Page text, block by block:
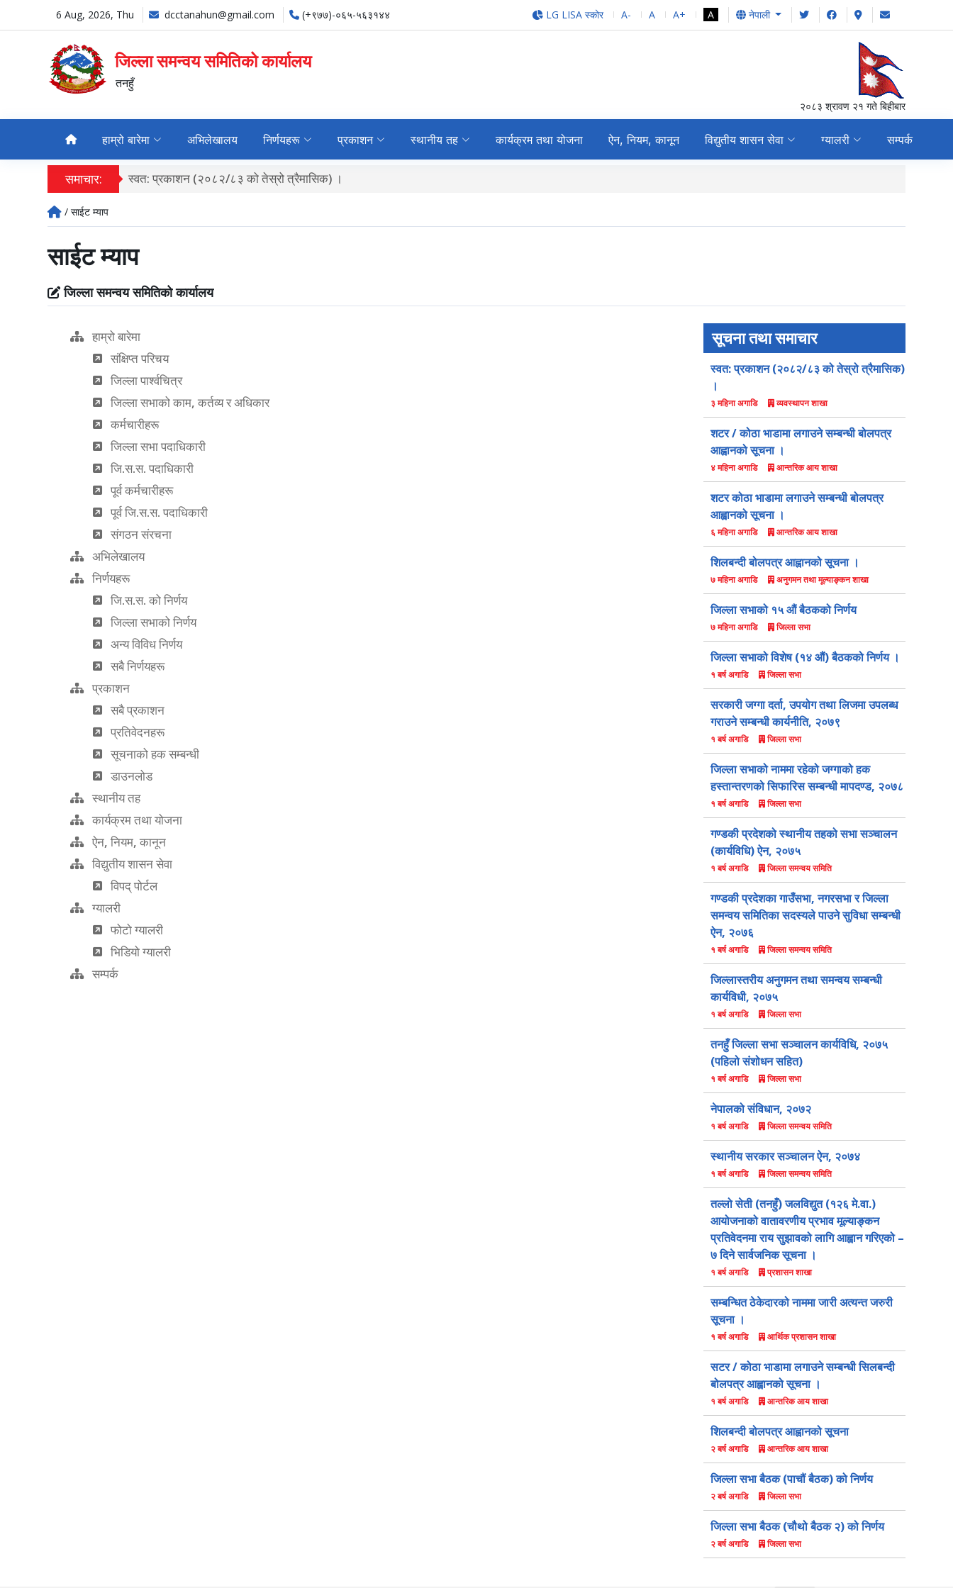
6 Aug, 2026, Thu dcctanahun@gmail.com (+९७७)-०६५-५६३१४४ LG LISA स्कोर A- A A+ A नेपाली
जिल्ला समन्वय समितिको कार्यालय
तनहुँ
२०८३ श्रावण २१ गते बिहीबार
हाम्रो बारेमा अभिलेखालय निर्णयहरू प्रकाशन स्थानीय तह कार्यक्रम तथा योजना ऐन, नियम, कानून विद्युतीय शासन सेवा ग्यालरी सम्पर्क
समाचार:
/ साईट म्याप
साईट म्याप
जिल्ला समन्वय समितिको कार्यालय
हाम्रो बारेमा
संक्षिप्त परिचय
जिल्ला पार्श्‍वचित्र
जिल्ला सभाको काम, कर्तव्य र अधिकार
कर्मचारीहरू
जिल्ला सभा पदाधिकारी
जि.स.स. पदाधिकारी
पूर्व कर्मचारीहरू
पूर्व जि.स.स. पदाधिकारी
संगठन संरचना
अभिलेखालय
निर्णयहरू
जि.स.स. को निर्णय
जिल्ला सभाको निर्णय
अन्य विविध निर्णय
सबै निर्णयहरू
प्रकाशन
सबै प्रकाशन
प्रतिवेदनहरू
सूचनाको हक सम्बन्धी
डाउनलोड
स्थानीय तह
कार्यक्रम तथा योजना
ऐन, नियम, कानून
विद्युतीय शासन सेवा
विपद् पोर्टल
ग्यालरी
फोटो ग्यालरी
भिडियो ग्यालरी
सम्पर्क
सूचना तथा समाचार
स्वत: प्रकाशन (२०८२/८३ को तेस्रो त्रैमासिक)
।
३ महिना अगाडि व्यवस्थापन शाखा
शटर / कोठा भाडामा लगाउने सम्बन्धी बोलपत्र
आह्वानको सूचना ।
४ महिना अगाडि आन्तरिक आय शाखा
शटर कोठा भाडामा लगाउने सम्बन्धी बोलपत्र
आह्वानको सूचना ।
६ महिना अगाडि आन्तरिक आय शाखा
शिलबन्दी बोलपत्र आह्वानको सूचना ।
७ महिना अगाडि अनुगमन तथा मूल्याङ्कन शाखा
जिल्ला सभाको १५ औं बैठकको निर्णय
७ महिना अगाडि जिल्ला सभा
जिल्ला सभाको विशेष (१४ औं) बैठकको निर्णय ।
१ बर्ष अगाडि जिल्ला सभा
सरकारी जग्गा दर्ता, उपयोग तथा लिजमा उपलब्ध
गराउने सम्बन्धी कार्यनीति, २०७९
१ बर्ष अगाडि जिल्ला सभा
जिल्ला सभाको नाममा रहेको जग्गाको हक
हस्तान्तरणको सिफारिस सम्बन्धी मापदण्ड, २०७८
१ बर्ष अगाडि जिल्ला सभा
गण्डकी प्रदेशको स्थानीय तहको सभा सञ्चालन
(कार्यविधि) ऐन, २०७५
१ बर्ष अगाडि जिल्ला समन्वय समिति
गण्डकी प्रदेशका गाउँसभा, नगरसभा र जिल्ला
समन्वय समितिका सदस्यले पाउने सुविधा सम्बन्धी
ऐन, २०७६
१ बर्ष अगाडि जिल्ला समन्वय समिति
जिल्लास्तरीय अनुगमन तथा समन्वय सम्बन्धी
कार्यविधी, २०७५
१ बर्ष अगाडि जिल्ला सभा
तनहुँ जिल्ला सभा सञ्चालन कार्यविधि, २०७५
(पहिलो संशोधन सहित)
१ बर्ष अगाडि जिल्ला सभा
नेपालको संविधान, २०७२
१ बर्ष अगाडि जिल्ला समन्वय समिति
स्थानीय सरकार सञ्चालन ऐन, २०७४
१ बर्ष अगाडि जिल्ला समन्वय समिति
तल्लो सेती (तनहुँ) जलविद्युत (१२६ मे.वा.)
आयोजनाको वातावरणीय प्रभाव मूल्याङ्कन
प्रतिवेदनमा राय सुझावको लागि आह्वान गरिएको –
७ दिने सार्वजनिक सूचना ।
१ बर्ष अगाडि प्रशासन शाखा
सम्बन्धित ठेकेदारको नाममा जारी अत्यन्त जरुरी
सूचना ।
१ बर्ष अगाडि आर्थिक प्रशासन शाखा
सटर / कोठा भाडामा लगाउने सम्बन्धी सिलबन्दी
बोलपत्र आह्वानको सूचना ।
१ बर्ष अगाडि आन्तरिक आय शाखा
शिलबन्दी बोलपत्र आह्वानको सूचना
२ बर्ष अगाडि आन्तरिक आय शाखा
जिल्ला सभा बैठक (पाचौं बैठक) को निर्णय
२ बर्ष अगाडि जिल्ला सभा
जिल्ला सभा बैठक (चौथो बैठक २) को निर्णय
२ बर्ष अगाडि जिल्ला सभा